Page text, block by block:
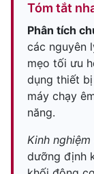
Tóm tắt
Phân tích
các nguyên
mẹo tối ưu
dụng thiết
máy chạy
năng.
Kinh
dưỡng định